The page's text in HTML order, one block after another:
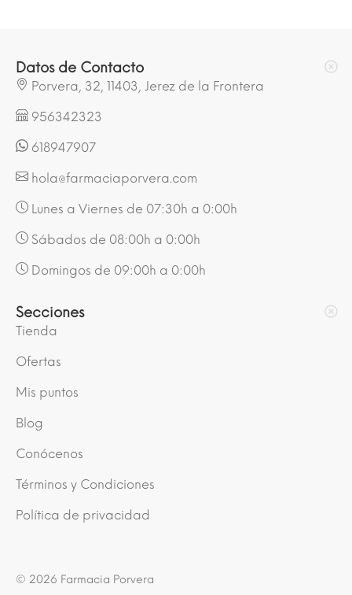
Datos de Contacto
Porvera, 32, 11403, Jerez de la Frontera
956342323
618947907
hola@farmaciaporvera.com
Lunes a Viernes de 07:30h a 0:00h
Sábados de 08:00h a 0:00h
Domingos de 09:00h a 0:00h
Secciones
Tienda
Ofertas
Mis puntos
Blog
Conócenos
Términos y Condiciones
Política de privacidad
© 2026 Farmacia Porvera